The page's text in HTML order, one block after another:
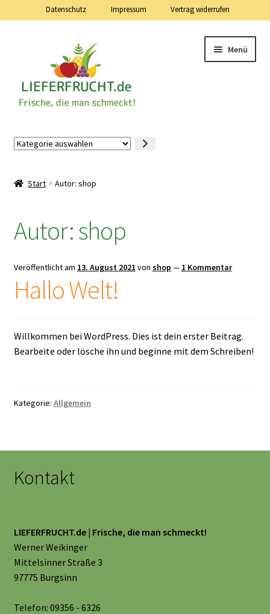
Datenschutz Impressum Vertrag widerrufen
Menü
Kasse
Kategorie
Start Autor: shop
Autor:shop
Veröffentlicht am 13. August 2021 von shop — 1 Kommentar
Hallo Welt!
Willkommen bei WordPress. Dies ist dein erster Beitrag.
Bearbeite oder lösche ihn und beginne mit dem Schreiben!
Kategorie: Allgemein
Kontakt
LIEFERFRUCHT.de | Frische, die man schmeckt!
Werner Weikinger
Mittelsinner Straße 3
97775 Burgsinn
Telefon: 09356 - 6326